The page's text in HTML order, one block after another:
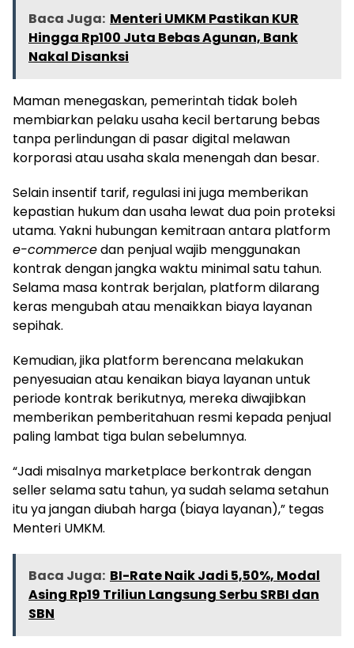
Baca Juga: Menteri UMKM Pastikan KUR
Hingga Rp100 Juta Bebas Agunan, Bank
Nakal Disanksi
Maman menegaskan, pemerintah tidak boleh
membiarkan pelaku usaha kecil bertarung bebas
tanpa perlindungan di pasar digital melawan
korporasi atau usaha skala menengah dan besar.
Selain insentif tarif, regulasi ini juga memberikan
kepastian hukum dan usaha lewat dua poin proteksi
utama. Yakni hubungan kemitraan antara platform
e-commercedan penjual wajib menggunakan
kontrak dengan jangka waktu minimal satu tahun.
Selama masa kontrak berjalan, platform dilarang
keras mengubah atau menaikkan biaya layanan
sepihak.
Kemudian, jika platform berencana melakukan
penyesuaian atau kenaikan biaya layanan untuk
periode kontrak berikutnya, mereka diwajibkan
memberikan pemberitahuan resmi kepada penjual
paling lambat tiga bulan sebelumnya.
“Jadi misalnya marketplace berkontrak dengan
seller selama satu tahun, ya sudah selama setahun
itu ya jangan diubah harga (biaya layanan),” tegas
Menteri UMKM.
Baca Juga: BI-Rate Naik Jadi 5,50%, Modal
Asing Rp19 Triliun Langsung Serbu SRBI dan
SBN